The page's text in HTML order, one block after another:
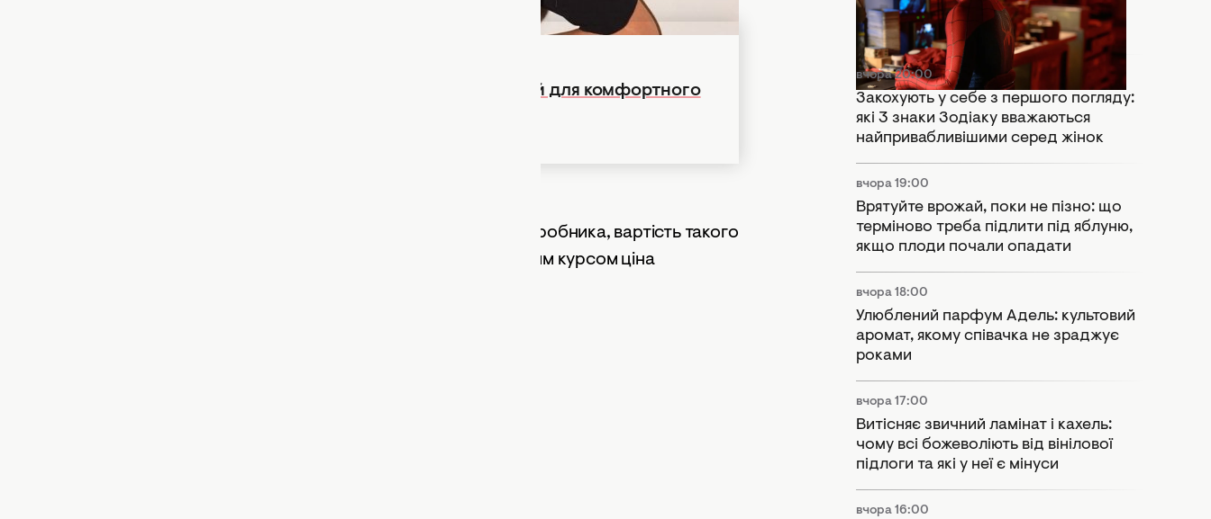
40-річна Саліванчук назвала суму, необхідну їй для комфортного
За інформацією, розміщеною на офіційному сайті виробника, вартість такого
. За актуальним курсом ціна
день": Marvel залишили важливий
натяк
вчора 20:00
Закохують у себе з першого погляду:
які 3 знаки Зодіаку вважаються
найпривабливішими серед жінок
вчора 19:00
Врятуйте врожай, поки не пізно: що
терміново треба підлити під яблуню,
якщо плоди почали опадати
вчора 18:00
Улюблений парфум Адель: культовий
аромат, якому співачка не зраджує
роками
вчора 17:00
Витісняє звичний ламінат і кахель:
чому всі божеволіють від вінілової
підлоги та які у неї є мінуси
вчора 16:00